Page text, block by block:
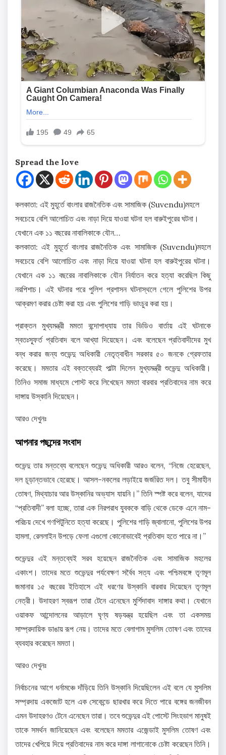
Spread the love
কলকাতা: এই মুহূর্তে বাংলার রাজনৈতিক এবং সামাজিক (Suvendu)মহলে
সবচেয়ে বেশি আলোচিত এবং নাড়া দিয়ে যাওয়া ঘটনা হল বারুইপুরের ঘটনা।
যেখানে এক ১১ বছরের নাবালিকাকে যৌন…
কলকাতা: এই মুহূর্তে বাংলার রাজনৈতিক এবং সামাজিক (Suvendu)মহলে
সবচেয়ে বেশি আলোচিত এবং নাড়া দিয়ে যাওয়া ঘটনা হল বারুইপুরের ঘটনা।
যেখানে এক ১১ বছরের নাবালিকাকে যৌন নির্যাতন করে হত্যা করেছিল কিছু
নরপিশাচ। এই ঘটনার পরে পুলিশ প্রশাসন ঘটনাস্থলে গেলে পুলিশের উপর
আক্রমণ করার চেষ্টা করা হয় এবং পুলিশের গাড়ি ভাংচুর করা হয়।
প্রাক্তন মুখ্যমন্ত্রী মমতা বন্দোপাধ্যায় তার ভিডিও বার্তায় এই ঘটনাকে
স্বতঃস্ফূর্ত প্রতিবাদ বলে আখ্যা দিয়েছেন। এবং বলেছেন প্রতিবাদীদের মুখ
বন্ধ করার জন্য শুভেন্দু অধিকারী নেতৃত্বাধীন সরকার ৫০ জনকে গ্রেফতার
করেছে। মমতার এই বক্তব্যেরই পাল্টা দিলেন মুখ্যমন্ত্রী শুভেন্দু অধিকারী।
তিনিও সমাজ মাধ্যমে পোস্ট করে লিখেছেন মমতা বারবার প্রতিবাদের নাম করে
দাঙ্গায় উস্কানি দিয়েছেন।
আরও দেখুনঃ
আপনার পছন্দের সংবাদ
শুভেন্দু তার মন্তব্যে বলেছেন শুভেন্দু অধিকারী আরও বলেন, “নিজে হেরেছেন,
দল চূড়ান্তভাবে হেরেছে। আসল-নকলের লড়াইয়ে জর্জরিত দল। তবু সীমাহীন
তোষণ, মিথ্যাচার আর উস্কানির অভ্যাস যায়নি।” তিনি স্পষ্ট করে বলেন, যাদের
“প্রতিবাদী” বলা হচ্ছে, তারা এক নিরপরাধ যুবককে বাড়ি থেকে ডেকে এনে নাম-
পরিচয় দেখে গণপিটুনিতে হত্যা করেছে। পুলিশের গাড়ি জ্বালানো, পুলিশের উপর
হামলা, রেললাইন উপড়ে ফেলা এগুলো কোনোভাবেই প্রতিবাদ হতে পারে না।”
শুভেন্দুর এই মন্তব্যেই সরব হয়েছেন রাজনৈতিক এবং সামাজিক মহলের
একাংশ। তাদের মতে শুভেন্দুর পর্যবেক্ষণ সর্বৈব সত্য এবং পশ্চিমবঙ্গে তৃণমূল
জমানার ১৫ বছরের ইতিহাসে এই ধরণের উস্কানি বারবার দিয়েছেন তৃণমূল
নেত্রী। উদাহরণ স্বরূপ তারা টেনে এনেছেন মুর্শিদাবাদ দাঙ্গার কথা। যেখানে
ওয়াকফ আন্দোলনের আড়ালে ঘৃণ্য ষড়যন্ত্র হয়েছিল এবং তা একসময়
সাম্প্রদায়িক ডাঙায় রূপ নেয়। তাদের মতে বেলাগাম মুসলিম তোষণ এবং তাদের
ব্যবহার করেছেন মমতা।
আরও দেখুনঃ
নির্বাচনের আগে ধর্নামঞ্চে দাঁড়িয়ে তিনি উস্কানি দিয়েছিলেন এই বলে যে মুসলিম
সম্প্রদায় একজোট হলে এক সেকেন্ডে ছারখার করে দিতে পারে বঙ্গের জনজীবন
এমন উদাহরণও টেনে এনেছেন তারা। তবে শুভেন্দুর এই পোস্টে সিংহভাগ মানুষই
তাকে সমর্থন জানিয়েছেন এবং বলেছেন মমতার এজেন্ডাই মুসলিম তোষণ এবং
তাদের খেপিয়ে দিয়ে প্রতিবাদের নাম করে দাঙ্গা লাগানোকে চেষ্টা করেছেন তিনি।